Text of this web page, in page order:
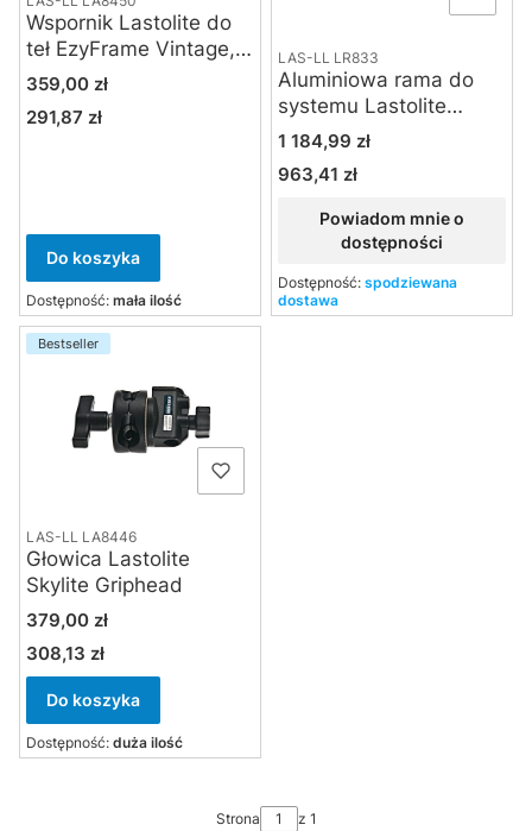
Wspornik Lastolite do
teł EzyFrame Vintage,
Studiolink, Panoramic i
Cena
359,00 zł
Cena
291,87 zł
Do koszyka
Dostępność: mała ilość
LAS-LL LR833
Aluminiowa rama do
systemu Lastolite
Skylite Rapid extra
large 3 x 3 m
Cena
1 184,99 zł
Cena
963,41 zł
Powiadom mnie o
dostępności
Dostępność: spodziewana
dostawa
Bestseller
LAS-LL LA8446
Głowica Lastolite
Skylite Griphead
Cena
379,00 zł
Cena
308,13 zł
Do koszyka
Dostępność: duża ilość
Strona z 1